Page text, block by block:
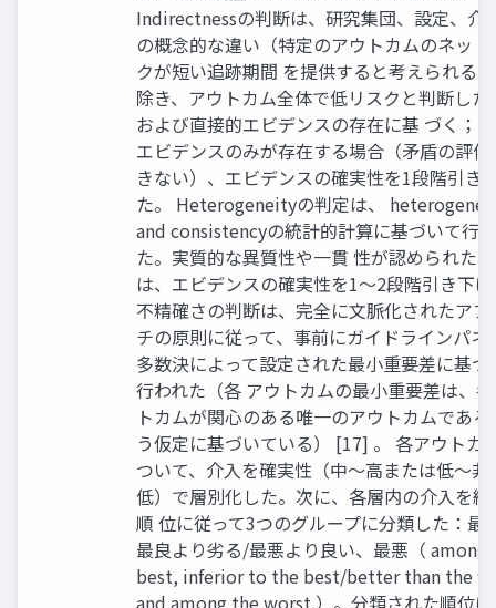
Indirectnessの判断は、研究集団、設定、介
の概念的な違い（特定のアウトカムのネット
クが短い追跡期間 を提供すると考えられる
除き、アウトカム全体で低リスクと判断した
および直接的エビデンスの存在に基 づく；
エビデンスのみが存在する場合（矛盾の評価
きない）、エビデンスの確実性を1段階引き
た。 Heterogeneityの判定は、
and consistencyの統計的計算に基づいて行っ
た。実質的な異質性や一貫 性が認められた
は、エビデンスの確実性を1～2段階引き下
不精確さの判断は、完全に文脈化されたアプ
チの原則に従って、事前にガイドラインパネ
多数決によって設定された最小重要差に基づ
行われた（各 アウトカムの最小重要差は、
トカムが関心のある唯一のアウトカムであ
う仮定に基づいている） [17] 。 各アウトカ
ついて、介入を確実性（中～高または低～非
低）で層別化した。次に、各層内の介入を統
順 位に従って3つのグループに分類した：最
最良より劣る/最悪より良い、最悪（ among
best, inferior to the best/better than the
and among the worst.）。分類された順位